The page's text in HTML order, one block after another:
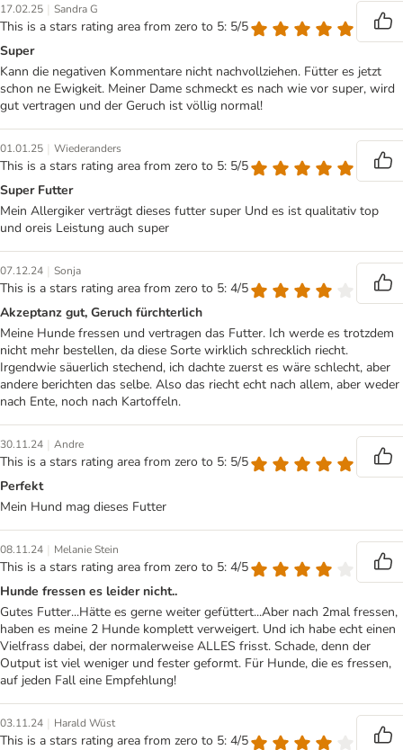
17.02.25 | Sandra G
This is a stars rating area from zero to 5: 5/5
Super
Kann die negativen Kommentare nicht nachvollziehen. Fütter es jetzt
schon ne Ewigkeit. Meiner Dame schmeckt es nach wie vor super, wird
gut vertragen und der Geruch ist völlig normal!
01.01.25 | Wiederanders
This is a stars rating area from zero to 5: 5/5
Super Futter
Mein Allergiker verträgt dieses futter super Und es ist qualitativ top
und oreis Leistung auch super
07.12.24 | Sonja
This is a stars rating area from zero to 5: 4/5
Akzeptanz gut, Geruch fürchterlich
Meine Hunde fressen und vertragen das Futter. Ich werde es trotzdem
nicht mehr bestellen, da diese Sorte wirklich schrecklich riecht.
Irgendwie säuerlich stechend, ich dachte zuerst es wäre schlecht, aber
andere berichten das selbe. Also das riecht echt nach allem, aber weder
nach Ente, noch nach Kartoffeln.
30.11.24 | Andre
This is a stars rating area from zero to 5: 5/5
Perfekt
Mein Hund mag dieses Futter
08.11.24 | Melanie Stein
This is a stars rating area from zero to 5: 4/5
Hunde fressen es leider nicht..
Gutes Futter...Hätte es gerne weiter gefüttert...Aber nach 2mal fressen,
haben es meine 2 Hunde komplett verweigert. Und ich habe echt einen
Vielfrass dabei, der normalerweise ALLES frisst. Schade, denn der
Output ist viel weniger und fester geformt. Für Hunde, die es fressen,
auf jeden Fall eine Empfehlung!
03.11.24 | Harald Wüst
This is a stars rating area from zero to 5: 4/5